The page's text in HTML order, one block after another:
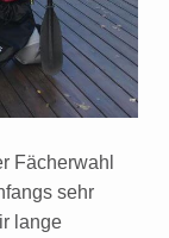
Fächerwahl
sehr
lange